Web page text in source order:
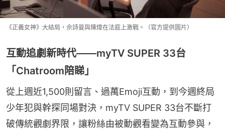
《正義女神》大結局，佘詩曼與陳煒在法庭上激戰。（官方提供圖片）
互動追劇新時代——myTV SUPER 33台
「Chatroom陪睇」
從上週近1,500則留言、過萬Emoji互動，到今週終局
少年犯與幹探同場對決，myTV SUPER 33台不斷打
破傳統觀劇界限，讓粉絲由被動觀看變為互動參與，